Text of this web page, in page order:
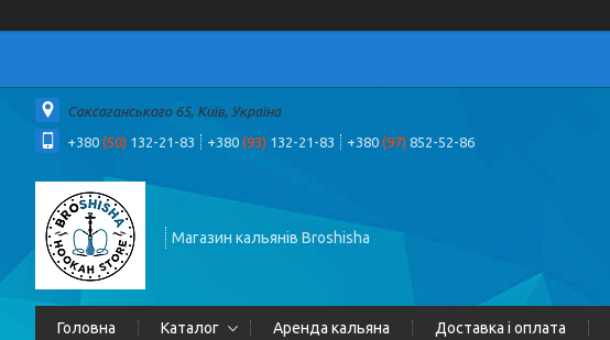
Саксаганського 65, Київ, Україна
+380 (50) 132-21-83 +380 (93) 132-21-83 +380 (97) 852-52-86
Магазин кальянів Broshisha
Головна Каталог Аренда кальяна Доставка і оплата